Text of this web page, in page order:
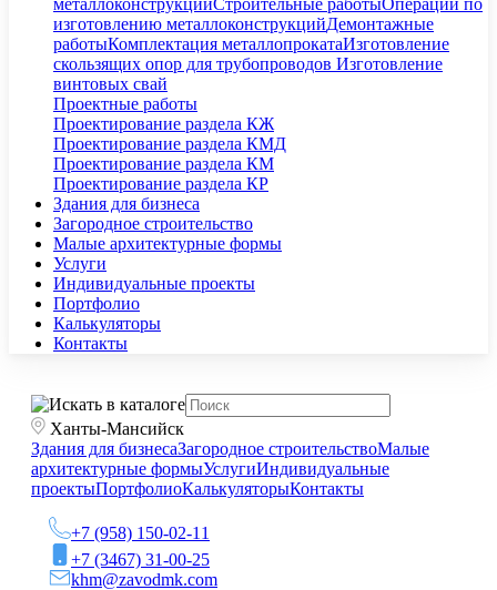
металлоконструкцийСтроительные работыОперации по
изготовлению металлоконструкцийДемонтажные
работыКомплектация металлопрокатаИзготовление
скользящих опор для трубопроводов Изготовление
винтовых свай
Проектные работы
Проектирование раздела КЖ
Проектирование раздела КМД
Проектирование раздела КМ
Проектирование раздела КР
Здания для бизнеса
Загородное строительство
Малые архитектурные формы
Услуги
Индивидуальные проекты
Портфолио
Калькуляторы
Контакты
Ханты-Мансийск
Здания для бизнесаЗагородное строительствоМалые
архитектурные формыУслугиИндивидуальные
проектыПортфолиоКалькуляторыКонтакты
+7 (958) 150-02-11
+7 (3467) 31-00-25
khm@zavodmk.com